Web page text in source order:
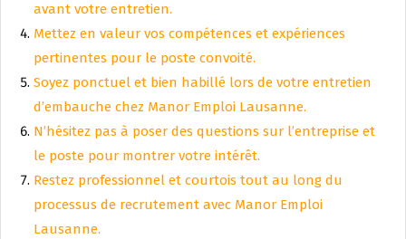
avant votre entretien.
Mettez en valeur vos compétences et expériences
pertinentes pour le poste convoité.
Soyez ponctuel et bien habillé lors de votre entretien
d’embauche chez Manor Emploi Lausanne.
N’hésitez pas à poser des questions sur l’entreprise et
le poste pour montrer votre intérêt.
Restez professionnel et courtois tout au long du
processus de recrutement avec Manor Emploi
Lausanne.